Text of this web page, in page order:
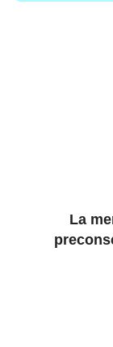
La